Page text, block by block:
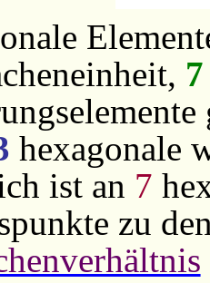
7
hexagonale
ist an 7
zu